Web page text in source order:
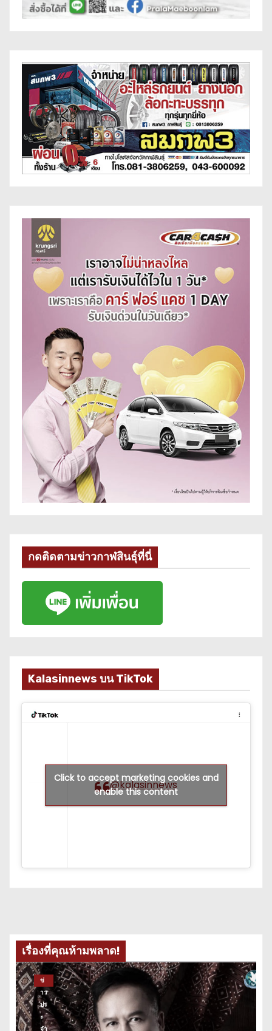
กดติดตามข่าวกาฬสินธุ์ที่นี่
Kalasinnews บน TikTok
@kalasinnews
Click to accept marketing cookies and
enable this content
เรื่องที่คุณห้ามพลาด!
ข่
าว
ปร
ะ
จำ